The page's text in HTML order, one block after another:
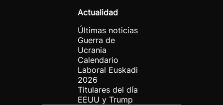
Actualidad
Últimas noticias
Guerra de
Ucrania
Calendario
Laboral Euskadi
2026
Titulares del día
EEUU y Trump